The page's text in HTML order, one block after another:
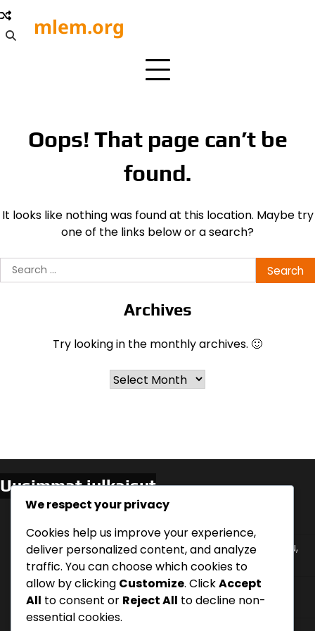
Skip
to
content
mlem.org
Oops! That page can’t be
found.
It looks like nothing was found at this location. Maybe try
one of the links below or a search?
Search
for:
Archives
Try looking in the monthly archives. 🙂
Archives
Uusimmat julkaisut
Asiakaspalautteen Hyödyntäminen: Kyselyt,
Ostoprosessi: Vaiheittainen analyysi, Asiakaspolku,
Päätöksenteko
Verkostoituminen: Tapahtumat, Yhteistyöt,
Suositukset
We respect your privacy
Cookies help us improve your experience,
deliver personalized content, and analyze
traffic. You can choose which cookies to
allow by clicking Customize. ClickAccept
All to consent or Reject All to decline non-
essential cookies.